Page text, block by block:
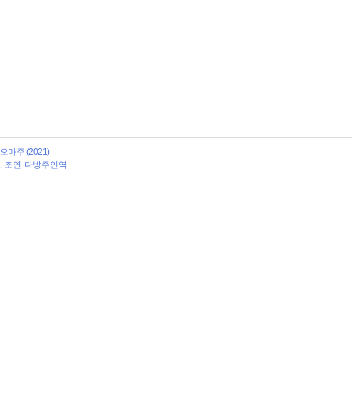
오마주 (2021)
: 조연-다방주인역